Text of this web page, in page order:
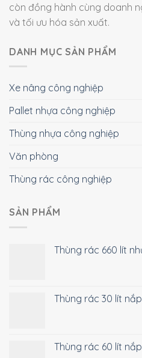
còn đồng hành cùng doanh
và tối ưu hóa sản xuất.
DANH MỤC SẢN PHẨM
Xe nâng công nghiệp
Pallet nhựa công nghiệp
Thùng nhựa công nghiệp
Văn phòng
Thùng rác công nghiệp
SẢN PHẨM
Thùng rác 660 lít
Thùng rác 30 lít
Thùng rác 60 lít